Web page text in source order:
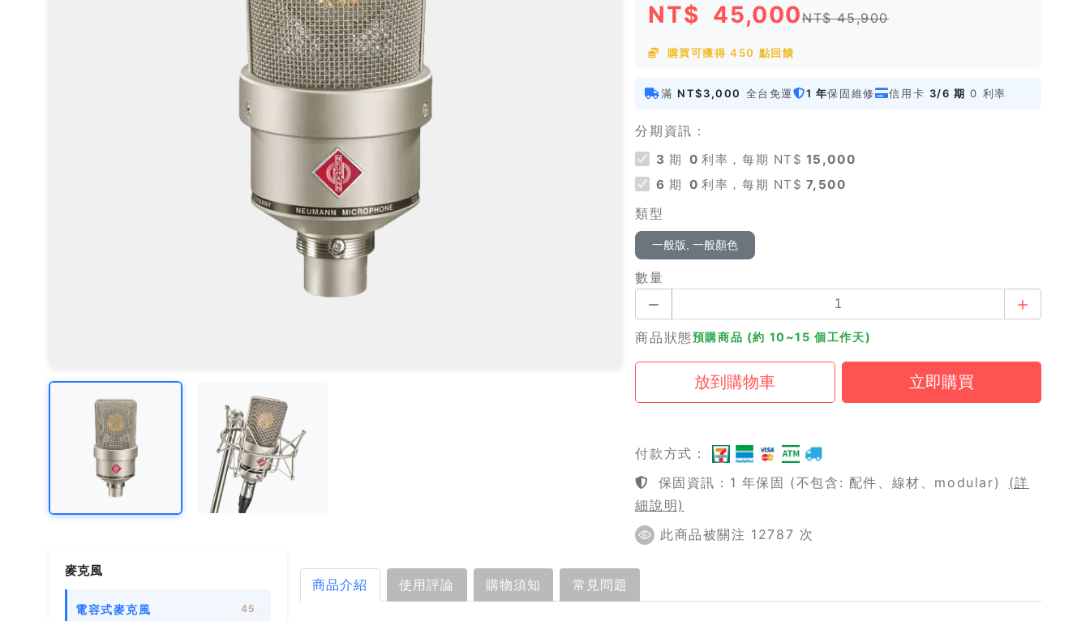
NT$ 45,000NT$ 45,900
購買可獲得 450 點回饋
滿 NT$3,000 全台免運 1 年保固維修 信用卡 3/6 期 0 利率
分期資訊：
3 期 0 利率，每期 NT$ 15,000
6 期 0 利率，每期 NT$ 7,500
類型
一般版, 一般顏色
數量
商品狀態預購商品 (約 10~15 個工作天)
付款方式：
保固資訊：1 年保固 (不包含: 配件、線材、modular)
(詳
細說明)
此商品被關注 12787 次
麥克風
電容式麥克風 45
商品介紹 使用評論 購物須知 常見問題